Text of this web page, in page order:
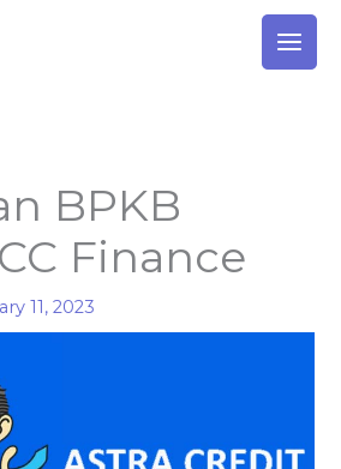
BPKB
Finance
11, 2023